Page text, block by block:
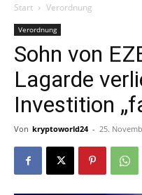
Start Verordnung
Verordnung
Sohn von
Lagarde
Investition
Von kryptoworld24 - 25.